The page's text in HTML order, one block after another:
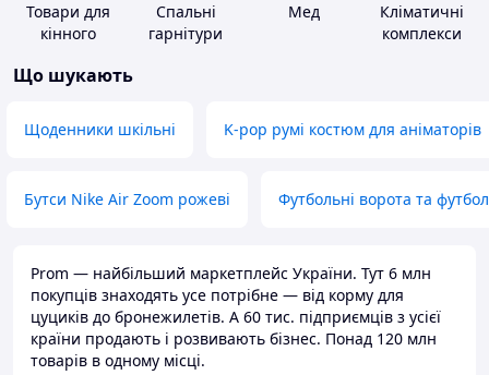
Товари для
кінного
Спальні
гарнітури
Мед
Кліматичні
комплекси
Що шукають
Щоденники шкільні K-pop румі костюм для аніматорів
Бутси Nike Air Zoom рожеві Футбольні ворота та
Prom — найбільший маркетплейс України. Тут 6 млн
покупців знаходять усе потрібне — від корму для
цуциків до бронежилетів. А 60 тис. підприємців з усієї
країни продають і розвивають бізнес. Понад 120 млн
товарів в одному місці.